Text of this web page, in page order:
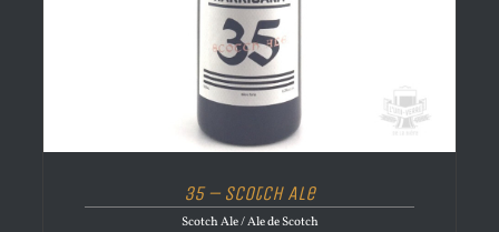
35 – Scotch Ale
Scotch Ale / Ale de Scotch